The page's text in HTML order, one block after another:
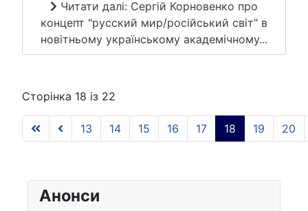
Читати далі: Сергій Корновенко про
концепт "русский мир/російський світ" в
новітньому українському академічному...
Сторінка 18 із 22
13 14 15 16 17 18 19 20
Анонси